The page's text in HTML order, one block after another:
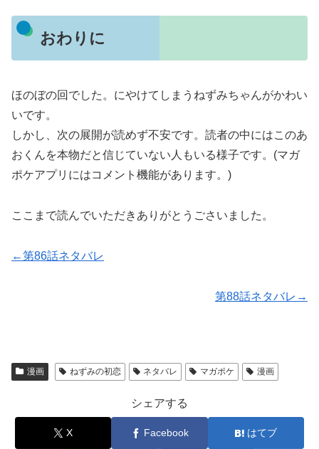
おわりに
ほのぼの回でした。にやけてしまうねずみちゃんがかわい
いです。
しかし、次の展開が読めず不安です。読者の中にはこのあ
おくんを本物だと信じていない人もいる様子です。(マガ
ポケアプリにはコメント機能があります。)
ここまで読んでいただきありがとうごさいました。
←第86話ネタバレ
第88話ネタバレ→
漫画 ねずみの初恋 ネタバレ マガポケ 漫画
シェアする
X Facebook はてブ